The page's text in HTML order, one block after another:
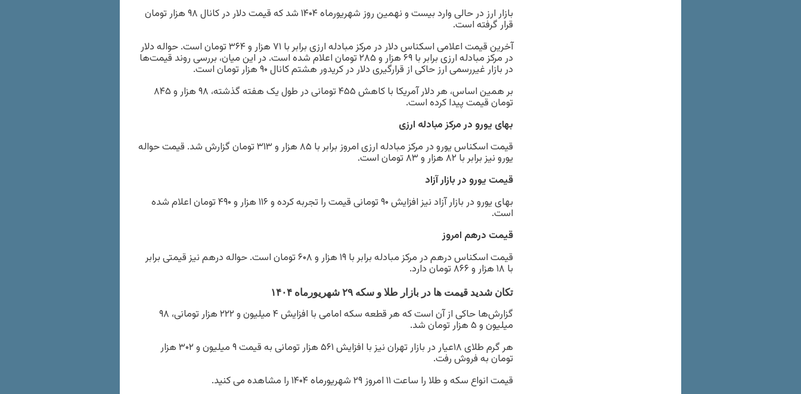
بازار ارز در حالی وارد بیست و نهمین روز شهریورماه ۱۴۰۴ شد که قیمت دلار در کانال ۹۸ هزار تومان
قرار گرفته است.
آخرین قیمت اعلامی اسکناس دلار در مرکز مبادله ارزی برابر با ۷۱ هزار و ۳۶۴ تومان است. حواله دلار
در مرکز مبادله ارزی برابر با ۶۹ هزار و ۲۸۵ تومان اعلام شده است. در این میان، بررسی روند قیمت‌ها
در بازار غیررسمی ارز حاکی از قرارگیری دلار در کریدور هشتم کانال ۹۰ هزار تومان است.
بر همین اساس، هر دلار آمریکا با کاهش ۴۵۵ تومانی در طول یک هفته گذشته، ۹۸ هزار و ۸۴۵
تومان قیمت پیدا کرده است.
بهای یورو در مرکز مبادله ارزی
قیمت اسکناس یورو در مرکز مبادله ارزی امروز برابر با ۸۵ هزار و ۳۱۳ تومان گزارش شد. قیمت حواله
یورو نیز برابر با ۸۲ هزار و ۸۳ تومان است.
قیمت یورو در بازار آزاد
بهای یورو در بازار آزاد نیز افزایش ۹۰ تومانی قیمت را تجربه کرده و ۱۱۶ هزار و ۴۹۰ تومان اعلام شده
است.
قیمت درهم امروز
قیمت اسکناس درهم در مرکز مبادله برابر با ۱۹ هزار و ۶۰۸ تومان است. حواله درهم نیز قیمتی برابر
با ۱۸ هزار و ۸۶۶ تومان دارد.
تکان شدید قیمت ها در بازار طلا و سکه ۲۹ شهریورماه ۱۴۰۴
گزارش‌ها حاکی از آن است که هر قطعه سکه امامی با افزایش ۴ میلیون و ۲۲۲ هزار تومانی، ۹۸
میلیون و ۵ هزار تومان شد.
هر گرم طلای ۱۸عیار در بازار تهران نیز با افزایش ۵۶۱ هزار تومانی به قیمت ۹ میلیون و ۳۰۲ هزار
تومان به فروش رفت.
قیمت انواع سکه و طلا را ساعت ۱۱ امروز ۲۹ شهریورماه ۱۴۰۴ را مشاهده می کنید.